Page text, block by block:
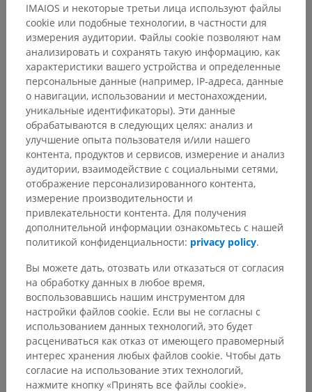
Анатомическая иерархия
Анатомия человека 2
Человеческое тело > Systemata visceralia
Половые системы >
Система женских половых органов
Внутренние женские половые органы
Extremitas uterina ovarii
Основные структуры:
Нет анатомических терминов,
относящихся к этой части тела
Анатомия человека 1
Сравнительная анатомия
IMAIOS и некоторые третьи лица используют файлы
cookie или подобные технологии, в частности для
измерения аудитории. Файлы cookie позволяют нам
анализировать и сохранять такую информацию, как
характеристики вашего устройства и определенные
персональные данные (например, IP-адреса, данные
о навигации, использовании и местонахождении,
уникальные идентификаторы). Эти данные
обрабатываются в следующих целях: анализ и
улучшение опыта пользователя и/или нашего
контента, продуктов и сервисов, измерение и анализ
аудитории, взаимодействие с социальными сетями,
отображение персонализированного контента,
измерение производительности и
привлекательности контента. Для получения
дополнительной информации ознакомьтесь с нашей
политикой конфиденциальности: privacy policy.
Вы можете дать, отозвать или отказаться от согласия
на обработку данных в любое время,
воспользовавшись нашим инструментом для
настройки файлов cookie. Если вы не согласны с
использованием данных технологий, это будет
расцениваться как отказ от имеющего правомерный
интерес хранения любых файлов cookie. Чтобы дать
согласие на использование этих технологий,
нажмите кнопку «Принять все файлы cookie».